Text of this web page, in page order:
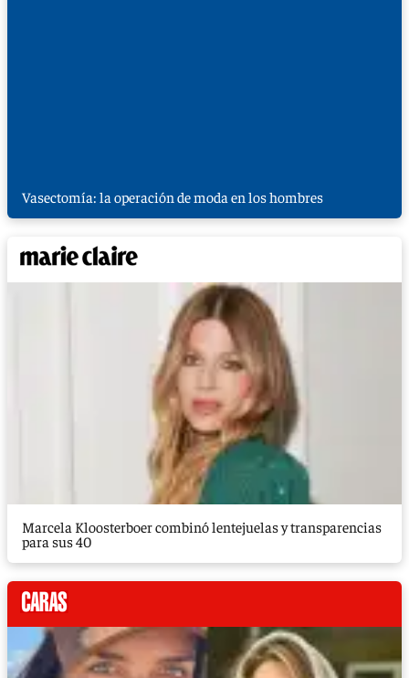
Vasectomía: la operación de moda en los hombres
Marcela Kloosterboer combinó lentejuelas y transparencias
para sus 40